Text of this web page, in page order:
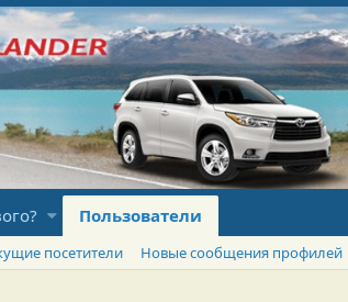
Пользователи
посетители Новые сообщения профилей